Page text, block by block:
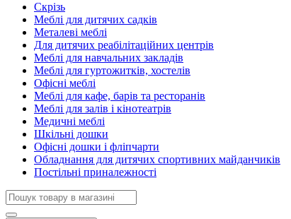
Скрізь
Меблі для дитячих садків
Металеві меблі
Для дитячих реабілітаційних центрів
Меблі для навчальних закладів
Меблі для гуртожитків, хостелів
Офісні меблі
Меблі для кафе, барів та ресторанів
Меблі для залів і кінотеатрів
Медичні меблі
Шкільні дошки
Офісні дошки і фліпчарти
Обладнання для дитячих спортивних майданчиків
Постільні приналежності